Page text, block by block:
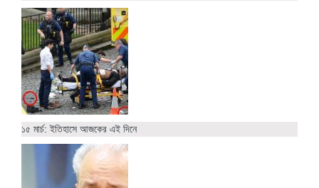
১৫ মার্চ: ইতিহাসে আজকের এই দিনে